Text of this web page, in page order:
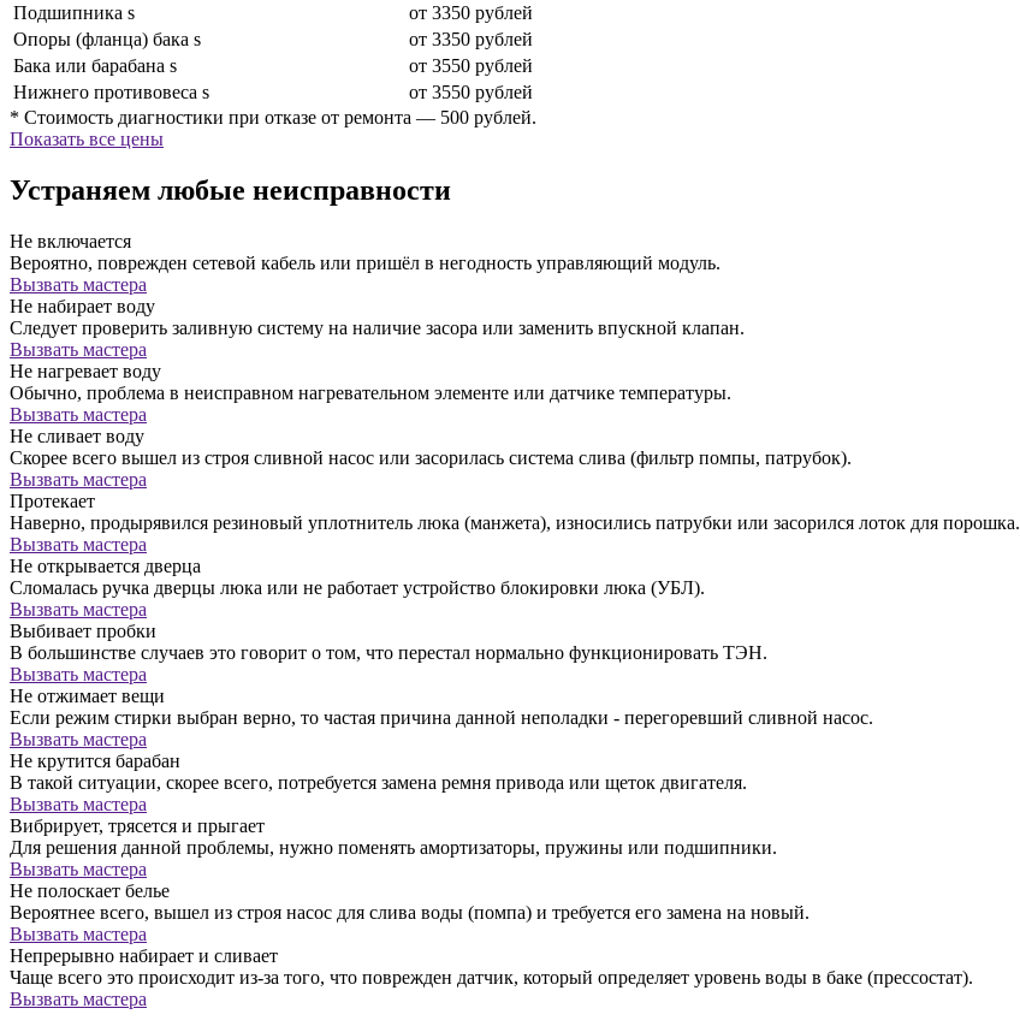
Подшипника s
от 3350 рублей
Опоры (фланца) бака s
от 3350 рублей
Бака или барабана s
от 3550 рублей
Нижнего противовеса s
от 3550 рублей
* Стоимость диагностики при отказе от ремонта — 500 рублей.
Показать все цены
Устраняем любые неисправности
Не включается
Вероятно, поврежден сетевой кабель или пришёл в негодность управляющий модуль.
Вызвать мастера
Не набирает воду
Следует проверить заливную систему на наличие засора или заменить впускной клапан.
Вызвать мастера
Не нагревает воду
Обычно, проблема в неисправном нагревательном элементе или датчике температуры.
Вызвать мастера
Не сливает воду
Скорее всего вышел из строя сливной насос или засорилась система слива (фильтр помпы, патрубок).
Вызвать мастера
Протекает
Наверно, продырявился резиновый уплотнитель люка (манжета), износились патрубки или засорился лоток для порошка.
Вызвать мастера
Не открывается дверца
Сломалась ручка дверцы люка или не работает устройство блокировки люка (УБЛ).
Вызвать мастера
Выбивает пробки
В большинстве случаев это говорит о том, что перестал нормально функционировать ТЭН.
Вызвать мастера
Не отжимает вещи
Если режим стирки выбран верно, то частая причина данной неполадки - перегоревший сливной насос.
Вызвать мастера
Не крутится барабан
В такой ситуации, скорее всего, потребуется замена ремня привода или щеток двигателя.
Вызвать мастера
Вибрирует, трясется и прыгает
Для решения данной проблемы, нужно поменять амортизаторы, пружины или подшипники.
Вызвать мастера
Не полоскает белье
Вероятнее всего, вышел из строя насос для слива воды (помпа) и требуется его замена на новый.
Вызвать мастера
Непрерывно набирает и сливает
Чаще всего это происходит из-за того, что поврежден датчик, который определяет уровень воды в баке (прессостат).
Вызвать мастера